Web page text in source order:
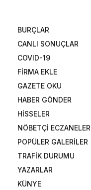
BURÇLAR
CANLI SONUÇLAR
COVID-19
FİRMA EKLE
GAZETE OKU
HABER GÖNDER
HİSSELER
NÖBETÇİ ECZANELER
POPÜLER GALERİLER
TRAFİK DURUMU
YAZARLAR
KÜNYE